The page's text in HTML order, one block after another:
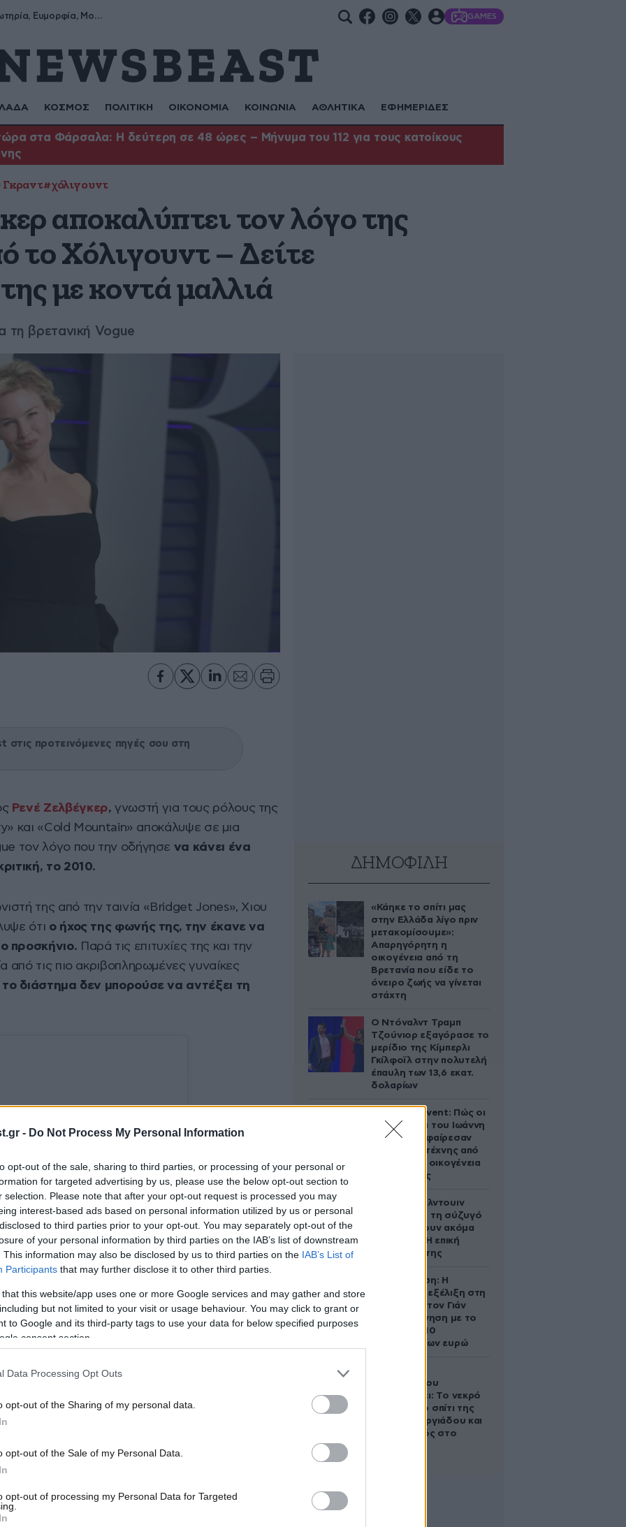
- Do Not Process My Personal Information
opt-out of the sale, sharing to third parties, or processing of your personal or
for targeted advertising by us, please use the below opt-out section to
selection. Please note that after your opt-out request is processed you may
interest-based ads based on personal information utilized by us or personal
to third parties prior to your opt-out. You may separately opt-out of the
of your personal information by third parties on the IAB’s list of downstream
This information may also be disclosed by us to third parties on the IAB’s List of
Participants that may further disclose it to other third parties.
that this website/app uses one or more Google services and may gather and store
but not limited to your visit or usage behaviour. You may click to grant or
to Google and its third-party tags to use your data for below specified purposes
consent section.
Data Processing Opt Outs
opt-out of the Sharing of my personal data.
opt-out of the Sale of my Personal Data.
opt-out of processing my Personal Data for Targeted
Σωτήρης, Σωτηρία, Ευμορφία, Μορφούλα GAMES
ΚΟΣΜΟΣ ΠΟΛΙΤΙΚΗ ΟΙΚΟΝΟΜΙΑ ΚΟΙΝΩΝΙΑ ΑΘΛΗΤΙΚΑ ΕΦΗΜΕΡΙΔΕΣ
στα Φάρσαλα: Η δεύτερη σε 48 ώρες – Μήνυμα του 112 για τους κατοίκους
Γκραντ#χόλιγουντ
αποκαλύπτει τον λόγο της
το Χόλιγουντ – Δείτε
με κοντά μαλλιά
τη βρετανική Vogue
στις προτεινόμενες πηγές σου στη
Ρενέ Ζελβέγκερ,γνωστή για τους ρόλους της
και «Cold Mountain» αποκάλυψε σε μια
τον λόγο που την οδήγησε να κάνει ένα
το 2010.
της από την ταινία «Bridget Jones», Χιου
ότι ο ήχος της φωνής της, την έκανε να
προσκήνιο. Παρά τις επιτυχίες της και την
από τις πιο ακριβοπληρωμένες γυναίκες
το διάστημα δεν μπορούσε να αντέξει τη
on Instagram
Vogue (@britishvogue)
τον ήχο της φωνής μου» είπε
Γκραντ για το εξαετές διάλειμμα. «Όταν
Είσαι πάλι λυπημένη, Ρενέ; Αυτή είναι η
ΔΗΜΟΦΙΛΗ
«Κάηκε το σπίτι μας
στην Ελλάδα λίγο πριν
μετακομίσουμε»:
Απαρηγόρητη η
οικογένεια από τη
Βρετανία που είδε το
όνειρο ζωής να γίνεται
στάχτη
Ο Ντόναλντ Τραμπ
Τζούνιορ εξαγόρασε το
μερίδιο της Κίμπερλι
Γκίλφοϊλ στην πολυτελή
έπαυλη των 13,6 εκατ.
δολαρίων
Παλάτι Marivent: Πώς οι
κληρονόμοι του Ιωάννη
Σαριδάκη αφαίρεσαν
1.300 έργα τέχνης από
τη βασιλική οικογένεια
της Ισπανίας
Ο Άλεκ Μπάλντουιν
ζήτησε από τη σύζυγό
του να κάνουν ακόμα
ένα παιδί – Η επική
αντίδρασή της
Αθηνά Ωνάση: Η
απρόσμενη εξέλιξη στη
διαμάχη με τον Γιάν
Τοπς – Η κίνηση με το
άλογο των 10
εκατομμυρίων ευρώ
Τζώρτζογλου
αποκαλύπτει: Το νεκρό
έμβρυο στο σπίτι της
Μαρίας Γεωργιάδου και
ο εγκλεισμός στο